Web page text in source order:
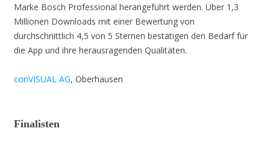
Marke Bosch Professional herangeführt werden. Über 1,3
Millionen Downloads mit einer Bewertung von
durchschnittlich 4,5 von 5 Sternen bestätigen den Bedarf für
die App und ihre herausragenden Qualitäten.
conVISUAL AG, Oberhausen
Finalisten